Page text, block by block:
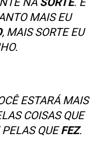
MAIS EU
, MAIS SORTE EU
ESTARÁ MAIS
COISAS QUE
PELAS QUEFEZ.